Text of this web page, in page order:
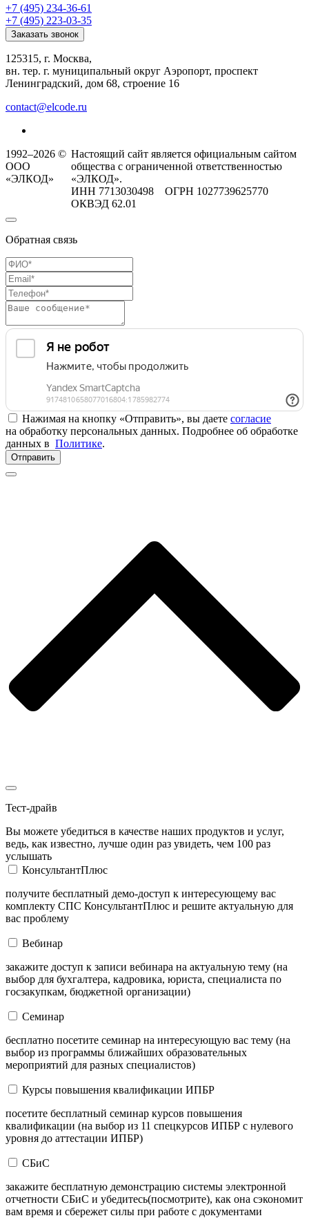
+7 (495) 234-36-61
+7 (495) 223-03-35
Заказать звонок
125315, г. Москва,
вн. тер. г. муниципальный округ Аэропорт, проспект
Ленинградский, дом 68, строение 16
contact@elcode.ru
1992–2026 ©
ООО
«ЭЛКОД»
Настоящий сайт является официальным сайтом
общества с ограниченной ответственностью
«ЭЛКОД».
ИНН 7713030498 ОГРН 1027739625770
ОКВЭД 62.01
Обратная связь
Нажимая на кнопку «Отправить», вы даете согласие
на обработку персональных данных. Подробнее об обработке
данных в Политике.
Отправить
Тест-драйв
Вы можете убедиться в качестве наших продуктов и услуг,
ведь, как известно, лучше один раз увидеть, чем 100 раз
услышать
КонсультантПлюс
получите бесплатный демо-доступ к интересующему вас
комплекту СПС КонсультантПлюс и решите актуальную для
вас проблему
Вебинар
закажите доступ к записи вебинара на актуальную тему (на
выбор для бухгалтера, кадровика, юриста, специалиста по
госзакупкам, бюджетной организации)
Семинар
бесплатно посетите семинар на интересующую вас тему (на
выбор из программы ближайших образовательных
мероприятий для разных специалистов)
Курсы повышения квалификации ИПБР
посетите бесплатный семинар курсов повышения
квалификации (на выбор из 11 спецкурсов ИПБР с нулевого
уровня до аттестации ИПБР)
СБиС
закажите бесплатную демонстрацию системы электронной
отчетности СБиС и убедитесь(посмотрите), как она сэкономит
вам время и сбережет силы при работе с документами